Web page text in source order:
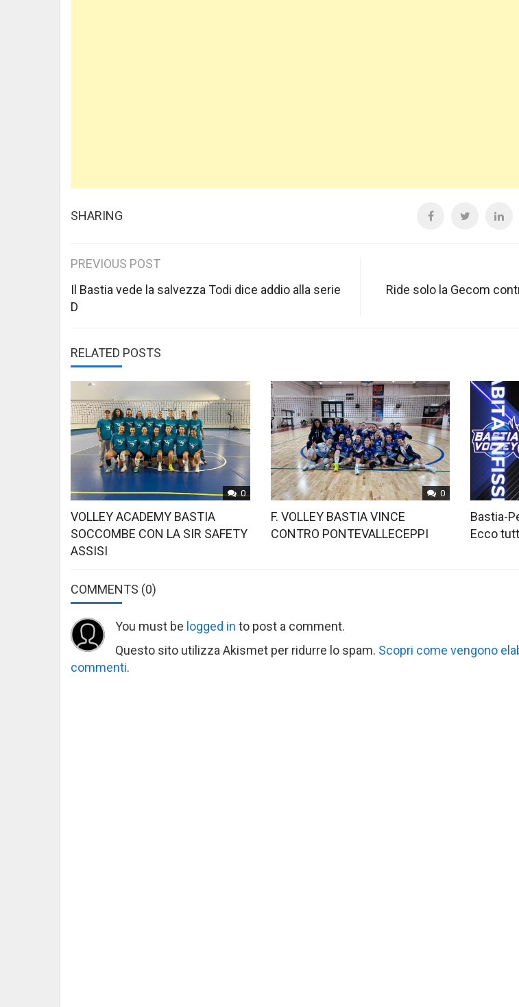
SHARING
Post
navigation
PREVIOUS POST
Il Bastia vede la salvezza Todi dice addio alla serie
D
Ride solo la Gecom
RELATED POSTS
0
VOLLEY ACADEMY BASTIA
SOCCOMBE CON LA SIR SAFETY
ASSISI
0
F. VOLLEY BASTIA VINCE
CONTRO PONTEVALLECEPPI
Bastia-
Ecco
COMMENTS (0)
You must be logged in to post a comment.
Questo sito utilizza Akismet per ridurre lo spam. Scopri come vengono
commenti.